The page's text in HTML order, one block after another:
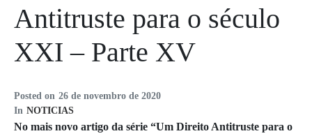
Posted on 26 de novembro de 2020
In NOTICIAS
Antitruste para o século
XXI – Parte XV
No mais novo artigo da série “Um Direito Antitruste para o